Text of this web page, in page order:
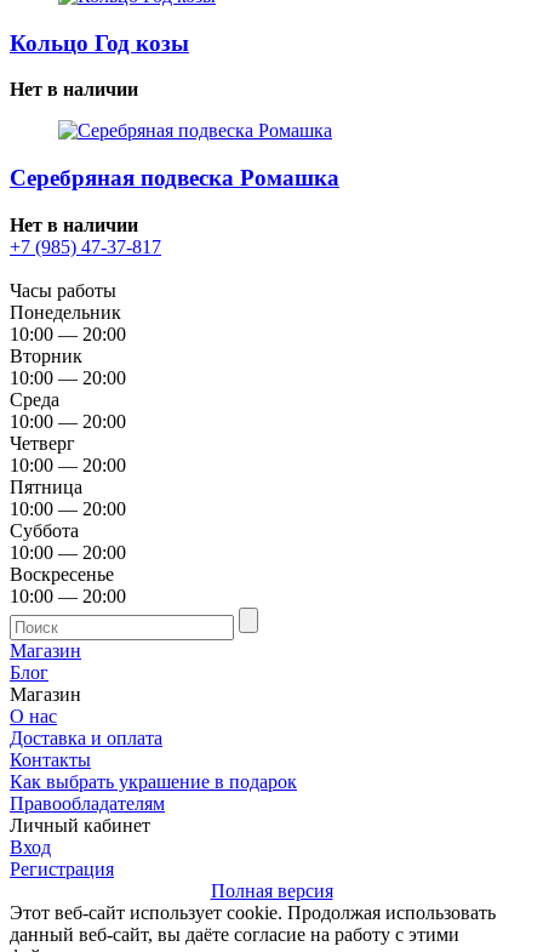
Кольцо Год козы
Нет в наличии
Серебряная подвеска Ромашка
Нет в наличии
+7 (985) 47-37-817
Часы работы
Понедельник
10:00 — 20:00
Вторник
10:00 — 20:00
Среда
10:00 — 20:00
Четверг
10:00 — 20:00
Пятница
10:00 — 20:00
Суббота
10:00 — 20:00
Воскресенье
10:00 — 20:00
Магазин
Блог
Магазин
О нас
Доставка и оплата
Контакты
Как выбрать украшение в подарок
Правообладателям
Личный кабинет
Вход
Регистрация
Полная версия
Этот веб-сайт использует cookie. Продолжая использовать
данный веб-сайт, вы даёте согласие на работу с этими